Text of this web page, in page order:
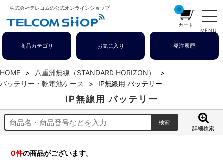
株式会社テレコムの公式オンラインショップ
MENU
0
カート
商品カテゴリ お気に入り 発注履歴
HOME
八重洲無線（STANDARD HORIZON）
バッテリー・乾電池ケース
IP無線用 バッテリー
IP無線用 バッテリー
詳細検索
0件の商品がございます。